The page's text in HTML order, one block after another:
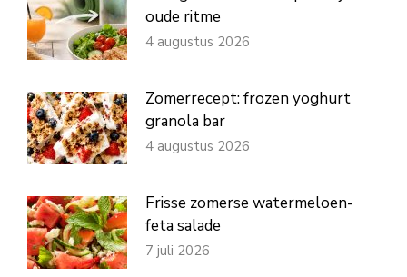
oude ritme
4 augustus 2026
Zomerrecept: frozen yoghurt
granola bar
4 augustus 2026
Frisse zomerse watermeloen-
feta salade
7 juli 2026